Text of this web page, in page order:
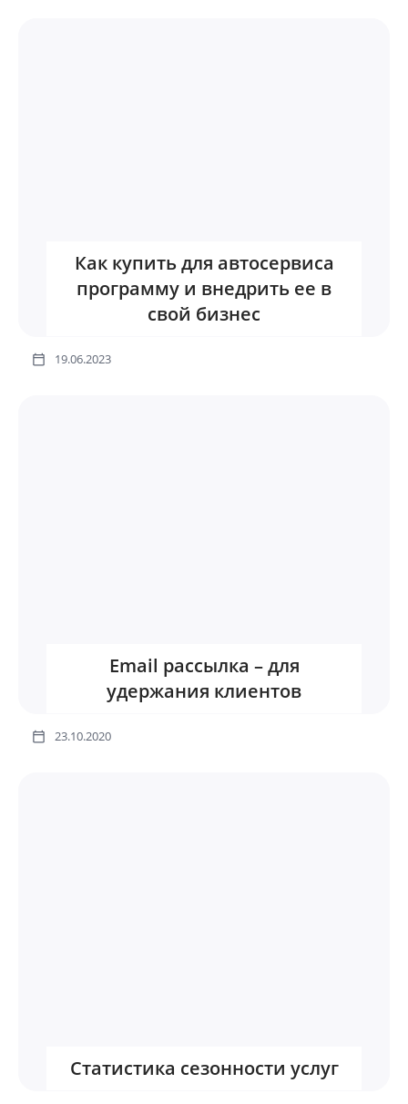
Как купить для автосервиса
программу и внедрить ее в
свой бизнес
19.06.2023
Email рассылка – для
удержания клиентов
23.10.2020
Статистика сезонности услуг